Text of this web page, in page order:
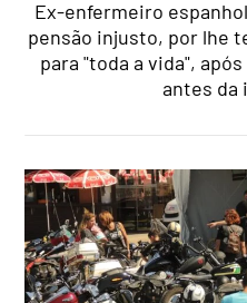
Ex-enfermeiro
pensão injusto, por lhe
para "toda a vida",
antes da